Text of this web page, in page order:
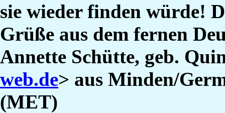
sie wieder finden würde!
Grüße aus dem fernen
Annette Schütte, geb.
web.de> aus Minden/
(MET)